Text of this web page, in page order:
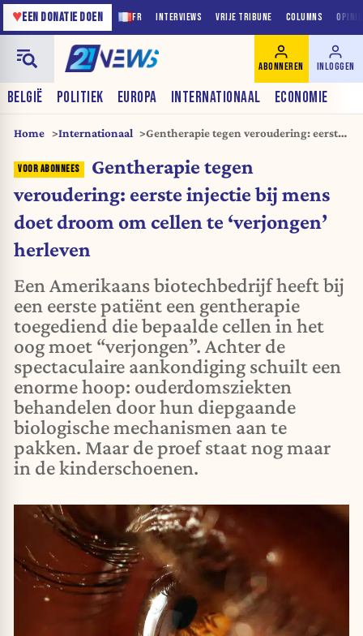
FR INTERVIEWS VRIJE TRIBUNE COLUMNS
♥EEN DONATIE DOEN
BELGIË POLITIEK EUROPA INTERNATIONAAL ECONOMIE
ABONNEREN INLOGGEN
Home Internationaal
Gentherapie tegen veroudering: eerste
te ‘verjongen’ herleven
Gentherapie tegen
veroudering: eerste injectie bij mens
doet droom om cellen te ‘verjongen’
herleven
Een Amerikaans biotechbedrijf heeft bij
een eerste patiënt een gentherapie
toegediend die bepaalde cellen in het
oog moet “verjongen”. Achter de
spectaculaire aankondiging schuilt een
enorme hoop: ouderdomsziekten
behandelen door hun diepgaande
biologische mechanismen aan te
pakken. Maar de proef staat nog maar
in de kinderschoenen.